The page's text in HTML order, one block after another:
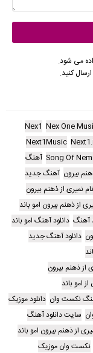
می شود.
کنید.
Nex One
Nex1
Next1Music
Song Of آهنگ
بیرون آهنگ جدید
نمیری از ذهنم بیرون
از ذهنم بیرون امو باند
آهنگ دانلود آهنگ امو باند
دانلود آهنگ جدید
از ذهنم بیرون
امو باند
نکست وان دانلود موزیک
سایت دانلود آهنگ
از ذهنم بیرون امو باند
نکست وان موزیک